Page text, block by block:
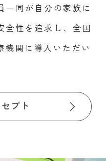
一同が自分の家族に
全性を追求し、全国
関に導入いただい
プト